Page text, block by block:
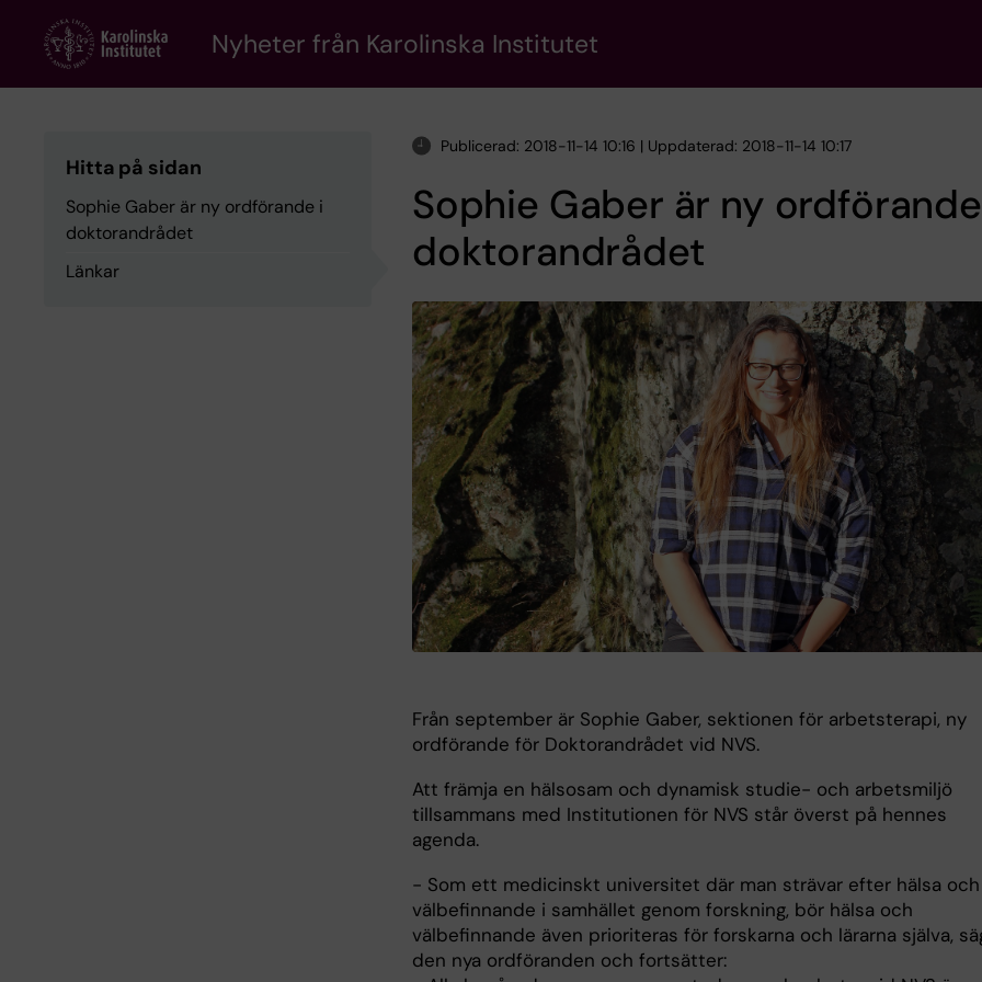
content
Nyheter från Karolinska Institutet
Hitta på sidan
Sophie Gaber är ny ordförande i
doktorandrådet
Länkar
Publicerad: 2018-11-14 10:16 | Uppdaterad: 2018-11-14 10:17
Sophie Gaber är ny
doktorandrådet
Från september är Sophie Gaber, sektionen för arbetsterapi, ny
ordförande för Doktorandrådet vid NVS.
Att främja en hälsosam och dynamisk studie- och arbetsmiljö
tillsammans med Institutionen för NVS står överst på hennes
agenda.
- Som ett medicinskt universitet där man strävar efter hälsa och
välbefinnande i samhället genom forskning, bör hälsa och
välbefinnande även prioriteras för forskarna och lärarna själva,
den nya ordföranden och fortsätter: